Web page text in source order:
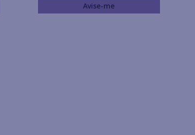
Avise-me